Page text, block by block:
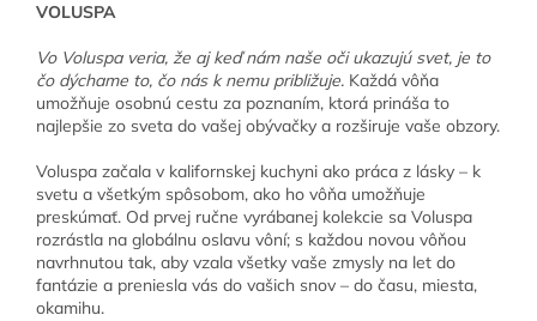
VOLUSPA
Vo Voluspa veria, že aj keď nám naše oči ukazujú svet, je to
čo dýchame to, čo nás k nemu približuje. Každá vôňa
umožňuje osobnú cestu za poznaním, ktorá prináša to
najlepšie zo sveta do vašej obývačky a rozširuje vaše obzory.
Voluspa začala v kalifornskej kuchyni ako práca z lásky – k
svetu a všetkým spôsobom, ako ho vôňa umožňuje
preskúmať. Od prvej ručne vyrábanej kolekcie sa Voluspa
rozrástla na globálnu oslavu vôní; s každou novou vôňou
navrhnutou tak, aby vzala všetky vaše zmysly na let do
fantázie a preniesla vás do vašich snov – do času, miesta,
okamihu.